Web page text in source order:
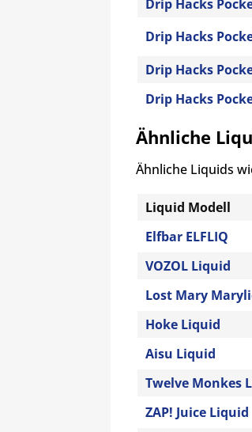
Drip Hacks
Drip Hacks
Drip Hacks
Drip Hacks
Ähnliche
Ähnliche Liquids
Liquid Modell
Elfbar ELFLIQ
VOZOL Liquid
Lost Mary
Hoke Liquid
Aisu Liquid
Twelve Monkes
ZAP! Juice Liquid